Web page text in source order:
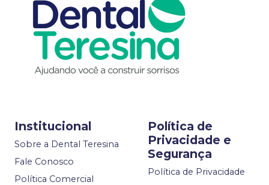
Institucional
Sobre a Dental Teresina
Fale Conosco
Política Comercial
Política de
Privacidade e
Segurança
Política de Privacidade